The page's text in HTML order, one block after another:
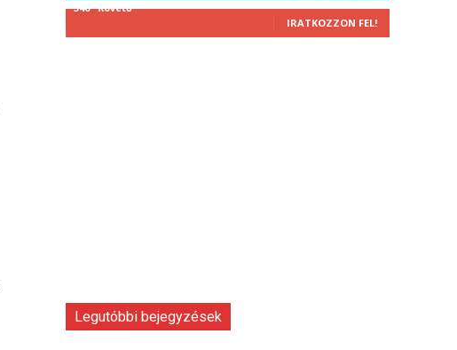
340 Követő
IRATKOZZON FEL!
Legutóbbi bejegyzések